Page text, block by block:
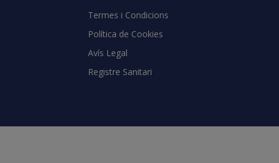
Termes i Condicions
Política de Cookies
Avís Legal
Registre Sanitari